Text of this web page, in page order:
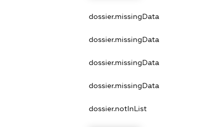
dossier.missingData
dossier.missingData
dossier.missingData
dossier.missingData
dossier.notInList